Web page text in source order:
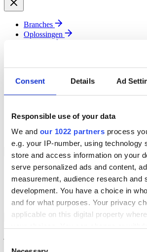
Consent Details Ad
Responsible use of your data
We and our 1022 partners process
e.g. your IP-number, using technology
store and access information on your
serve personalized ads and content,
measurement, audience research and
development. You have a choice in
and for what purposes. Your privacy
applicable on this digital property
the Privacy trigger icon.
Consent
Branches
Oplossingen
Region
Klantenportaal
Contact
Back to Menu Branches
Groothandel
Automotive
Verhuur
Field Service
Back to Branches
Groothandel Overzicht
Vergroot je ordercapaciteit en verhoog de